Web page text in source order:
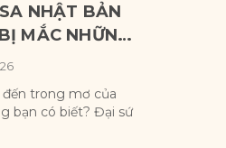
NHẬT BẢN
MẮC NHỮNG
đến trong mơ của
bạn có biết? Đại sứ